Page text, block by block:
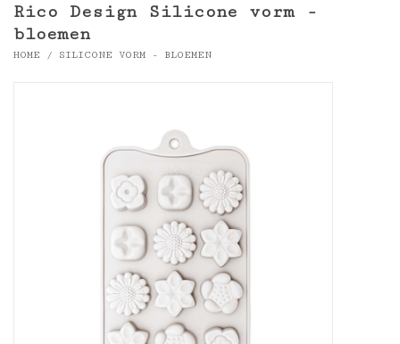
Handwerk & Textiel
Springkasteel
Rico Design Silicone vorm -
bloemen
HOME / SILICONE VORM - BLOEMEN